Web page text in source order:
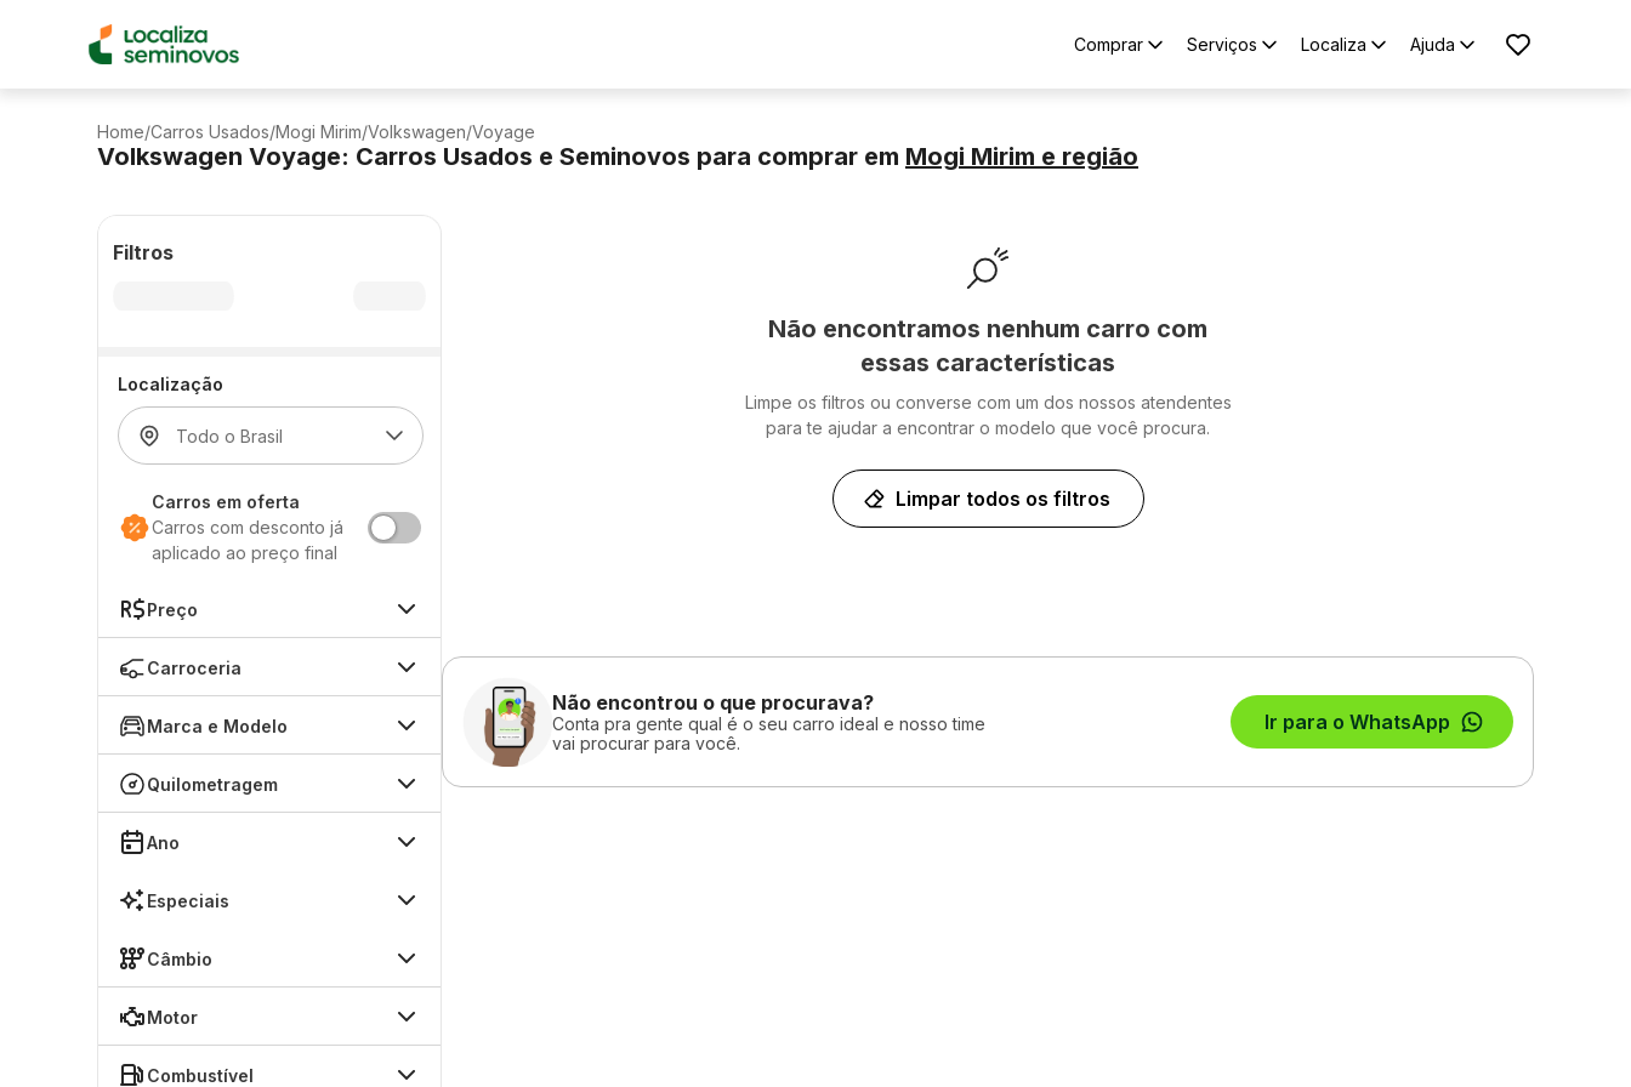
Comprar Serviços Localiza Ajuda
Home/Carros Usados/Mogi Mirim/Volkswagen/Voyage
Volkswagen Voyage: Carros Usados e Seminovos para comprar em Mogi Mirim e região
Filtros
Localização
Carros em oferta
Carros com desconto já
aplicado ao preço final
Preço
Carroceria
Marca e Modelo
Quilometragem
Ano
Especiais
Câmbio
Motor
Combustível
Não encontramos nenhum carro com
essas características
Limpe os filtros ou converse com um dos nossos atendentes
para te ajudar a encontrar o modelo que você procura.
Limpar todos os filtros
Não encontrou o que procurava?
Conta pra gente qual é o seu carro ideal e nosso time
vai procurar para você.
Ir para o WhatsApp